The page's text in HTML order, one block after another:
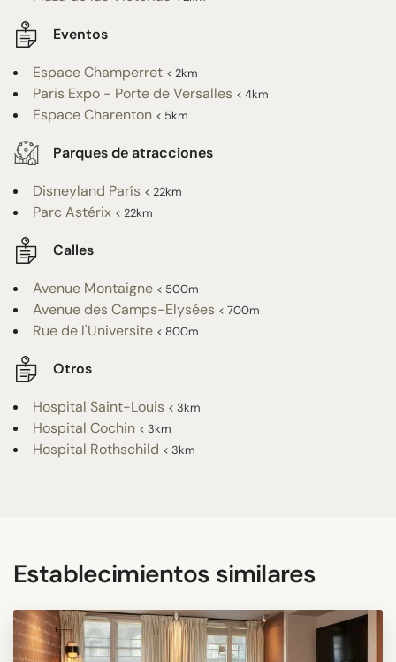
Eventos
Espace Champerret < 2km
Paris Expo - Porte de Versalles < 4km
Espace Charenton < 5km
Parques de atracciones
Disneyland París < 22km
Parc Astérix < 22km
Calles
Avenue Montaigne < 500m
Avenue des Camps-Elysées < 700m
Rue de l'Universite < 800m
Otros
Hospital Saint-Louis < 3km
Hospital Cochin < 3km
Hospital Rothschild < 3km
Establecimientos similares